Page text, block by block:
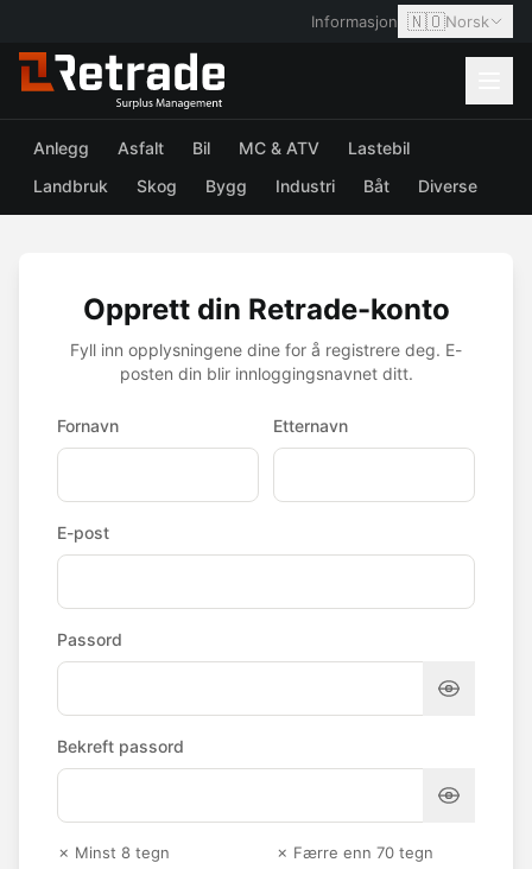
Informasjon 🇳🇴Norsk
Anlegg Asfalt Bil MC & ATV
Lastebil
Landbruk
Skog Bygg Industri Båt Diverse
Opprett din Retrade-konto
Fyll inn opplysningene dine for å registrere deg. E-
posten din blir innloggingsnavnet ditt.
Fornavn Etternavn
E-post
Passord
Bekreft passord
✗ Minst 8 tegn
✗ Færre enn 70 tegn